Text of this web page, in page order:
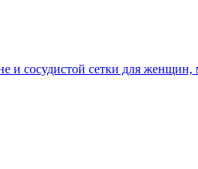
и сосудистой сетки для